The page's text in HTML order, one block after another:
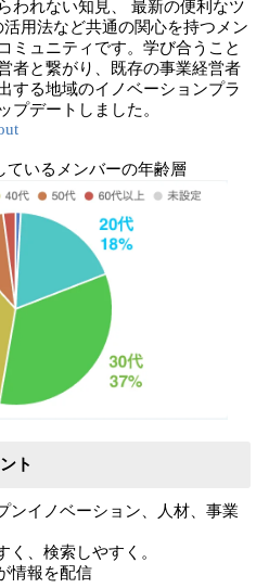
われない知見、 最新の便利なツ
活用法など共通の関心を持つメン
ミュニティです。学び合うこと
者と繋がり、既存の事業経営者
する地域のイノベーションプラ
プデートしました。
いるメンバーの年齢層
ト
ンイノベーション、人材、事業
、検索しやすく。
情報を配信